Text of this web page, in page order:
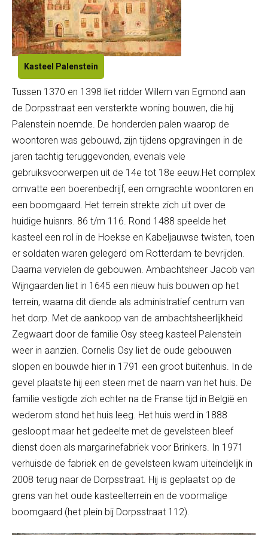
Kasteel Palenstein
Tussen 1370 en 1398 liet ridder Willem van Egmond aan
de Dorpsstraat een versterkte woning bouwen, die hij
Palenstein noemde. De honderden palen waarop de
woontoren was gebouwd, zijn tijdens opgravingen in de
jaren tachtig teruggevonden, evenals vele
gebruiksvoorwerpen uit de 14e tot 18e eeuw.Het complex
omvatte een boerenbedrijf, een omgrachte woontoren en
een boomgaard. Het terrein strekte zich uit over de
huidige huisnrs. 86 t/m 116. Rond 1488 speelde het
kasteel een rol in de Hoekse en Kabeljauwse twisten, toen
er soldaten waren gelegerd om Rotterdam te bevrijden.
Daarna vervielen de gebouwen. Ambachtsheer Jacob van
Wijngaarden liet in 1645 een nieuw huis bouwen op het
terrein, waarna dit diende als administratief centrum van
het dorp. Met de aankoop van de ambachtsheerlijkheid
Zegwaart door de familie Osy steeg kasteel Palenstein
weer in aanzien. Cornelis Osy liet de oude gebouwen
slopen en bouwde hier in 1791 een groot buitenhuis. In de
gevel plaatste hij een steen met de naam van het huis. De
familie vestigde zich echter na de Franse tijd in België en
wederom stond het huis leeg. Het huis werd in 1888
gesloopt maar het gedeelte met de gevelsteen bleef
dienst doen als margarinefabriek voor Brinkers. In 1971
verhuisde de fabriek en de gevelsteen kwam uiteindelijk in
2008 terug naar de Dorpsstraat. Hij is geplaatst op de
grens van het oude kasteelterrein en de voormalige
boomgaard (het plein bij Dorpsstraat 112).